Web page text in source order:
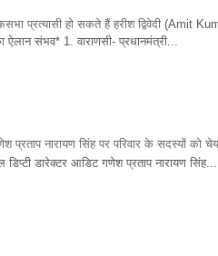
प्रत्यासी हो सकते हैं हरीश द्विवेदी (Amit
ऐलान संभव* 1. वाराणसी- प्रधानमंत्री...
प्रताप नारायण सिंह पर परिवार के सदस्यों को
डारेक्टर आडिट गणेश प्रताप नारायण सिंह...